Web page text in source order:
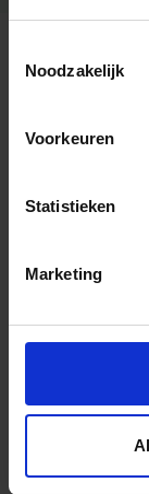
Noodzakelijk
Voorkeuren
Statistieken
Marketing
Algemene
Foto’s